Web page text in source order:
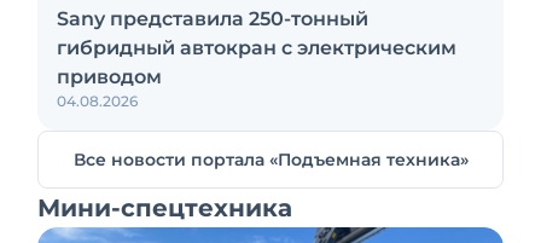
Sany представила 250-тонный
гибридный автокран с электрическим
приводом
04.08.2026
Все новости портала «Подъемная техника»
Мини-спецтехника